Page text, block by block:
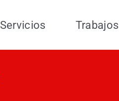
Servicios Trabajos